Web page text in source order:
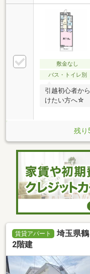
敷金なし
バス・トイレ別
引越初心者か
けたい方へ☆
残り
賃貸アパート
埼玉県
2階建